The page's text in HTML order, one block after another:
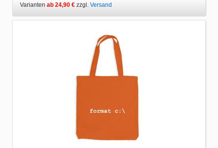
Varianten ab 24,90 € zzgl. Versand